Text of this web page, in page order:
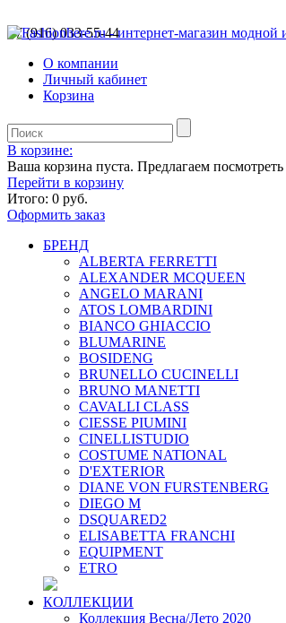
+7 (916) 033-55-44
О компании
Личный кабинет
Корзина
В корзине:
Ваша корзина пуста. Предлагаем посмотреть
Перейти в корзину
Итого: 0 руб.
Оформить заказ
БРЕНД
ALBERTA FERRETTI
ALEXANDER MCQUEEN
ANGELO MARANI
ATOS LOMBARDINI
BIANCO GHIACCIO
BLUMARINE
BOSIDENG
BRUNELLO CUCINELLI
BRUNO MANETTI
CAVALLI CLASS
CIESSE PIUMINI
CINELLISTUDIO
COSTUME NATIONAL
D'EXTERIOR
DIANE VON FURSTENBERG
DIEGO M
DSQUARED2
ELISABETTA FRANCHI
EQUIPMENT
ETRO
КОЛЛЕКЦИИ
Коллекция Весна/Лето 2020